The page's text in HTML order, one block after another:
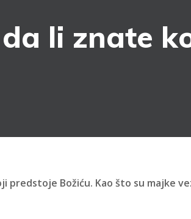
li znate
predstoje Božiću. Kao što su majke